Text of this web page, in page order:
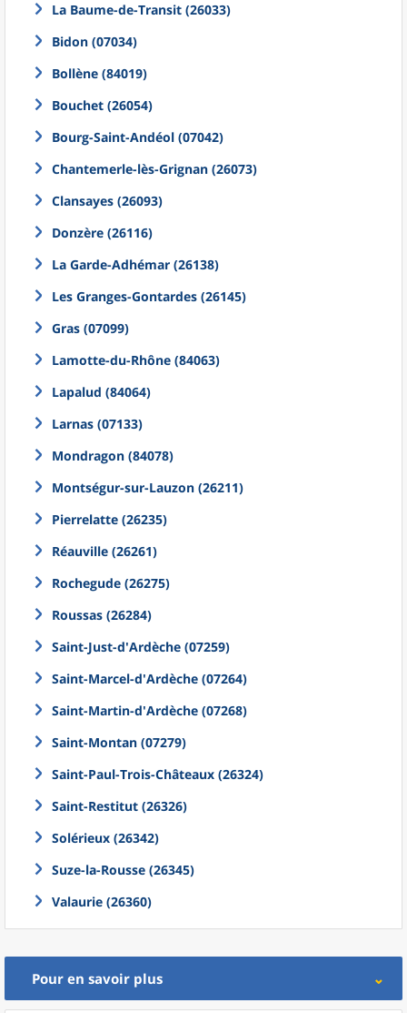
La Baume-de-Transit (26033)
Bidon (07034)
Bollène (84019)
Bouchet (26054)
Bourg-Saint-Andéol (07042)
Chantemerle-lès-Grignan (26073)
Clansayes (26093)
Donzère (26116)
La Garde-Adhémar (26138)
Les Granges-Gontardes (26145)
Gras (07099)
Lamotte-du-Rhône (84063)
Lapalud (84064)
Larnas (07133)
Mondragon (84078)
Montségur-sur-Lauzon (26211)
Pierrelatte (26235)
Réauville (26261)
Rochegude (26275)
Roussas (26284)
Saint-Just-d'Ardèche (07259)
Saint-Marcel-d'Ardèche (07264)
Saint-Martin-d'Ardèche (07268)
Saint-Montan (07279)
Saint-Paul-Trois-Châteaux (26324)
Saint-Restitut (26326)
Solérieux (26342)
Suze-la-Rousse (26345)
Valaurie (26360)
Pour en savoir plus